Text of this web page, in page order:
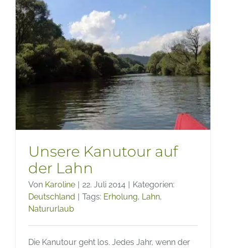
Unsere Kanutour auf
der Lahn
Von Karoline 22. Juli 2014
Kategorien:
Deutschland
Tags: Erholung, Lahn,
Natururlaub
Die Kanutour geht los. Jedes Jahr, wenn der